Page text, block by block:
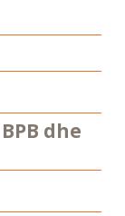
dhe